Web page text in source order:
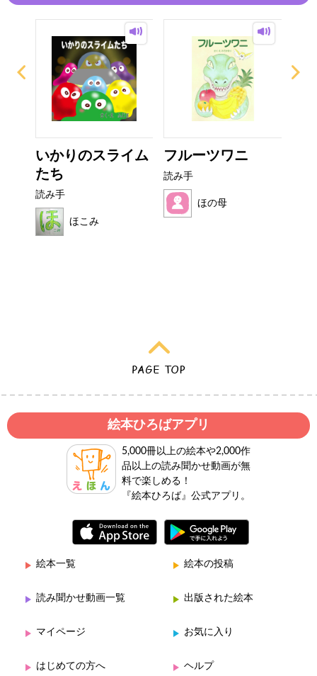
いかりのスライム
たち
読み手
ほこみ
フルーツワニ
読み手
ほの母
絵本ひろばアプリ
5,000冊以上の絵本や2,000作
品以上の読み聞かせ動画が無
料で楽しめる！
『絵本ひろば』公式アプリ。
絵本一覧 絵本の投稿
読み聞かせ動画一覧 出版された絵本
マイページ お気に入り
はじめての方へ ヘルプ